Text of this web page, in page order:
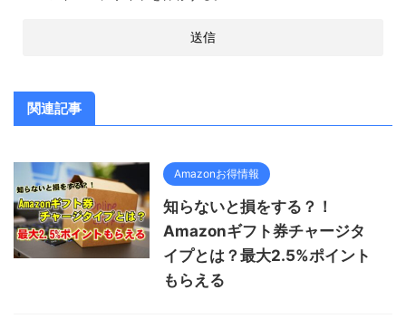
関連記事
Amazonお得情報
知らないと損をする？！
Amazonギフト券チャージタ
イプとは？最大2.5%ポイント
もらえる